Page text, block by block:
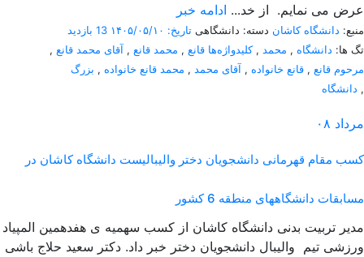
عرض می نمایم. از خد... ادامه خبر
منبع: دانشگاه کاشان دسته: دانشگاهی تاریخ: ۱۴۰۵/۰۵/۱۰
13 بازدید
تگ ها: دانشگاه , محمد ,کلیدواژه‌ها قانع , محمد قانع , آقای محمد قانع ,
مرحوم قانع , قانع خانواده , آقای محمد , محمد قانع خانواده , بزرگ
دانشگاه ,
۰۸ مرداد
کسب مقام قهرمانی دانشجویان دختر والیبالیست دانشگاه کاشان در
مسابقات دانشگاههای منطقه 6 کشور
مدیر تربیت بدنی دانشگاه کاشان از کسب سهمیه ی هفدهمین المپیاد
ورزشی تیم والیبال دانشجویان دختر خبر داد. دکتر سعید حلاج باشی